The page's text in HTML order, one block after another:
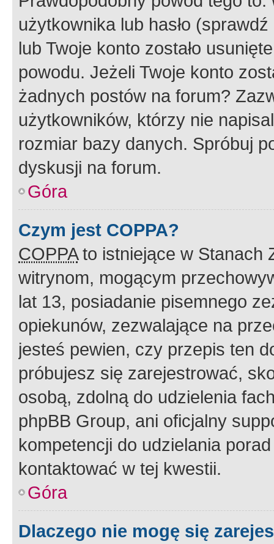
użytkownika lub hasło
lub Twoje konto zostało
powodu. Jeżeli Twoje konto
żadnych postów na forum?
użytkowników, którzy nie
rozmiar bazy danych. Spróbuj
dyskusji na forum.
Góra
Czym jest COPPA?
COPPAto istniejące w Stanach
witrynom, mogącym
lat 13, posiadanie pisemnego
opiekunów, zezwalające na
jesteś pewien, czy przepis ten
próbujesz się zarejestrować,
osobą, zdolną do udzielenia
phpBB Group, ani oficjalny
kompetencji do udzielania
kontaktować w tej kwestii.
Góra
Dlaczego nie mogę się